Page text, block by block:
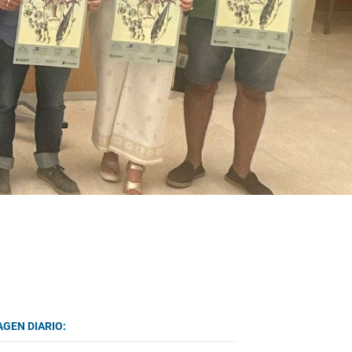
DIARIO: